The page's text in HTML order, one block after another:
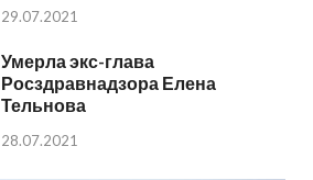
29.07.2021
Умерла экс-глава
Росздравнадзора Елена
Тельнова
28.07.2021